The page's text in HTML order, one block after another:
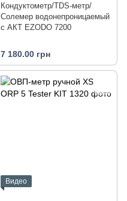
Кондуктометр/TDS-метр/
Солемер водонепроницаемый
с АКТ EZODO 7200
7 180.00 грн
Видео